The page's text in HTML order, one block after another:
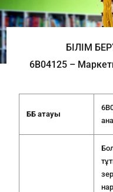
БІЛІМ
6В04125 –
ББ атауы